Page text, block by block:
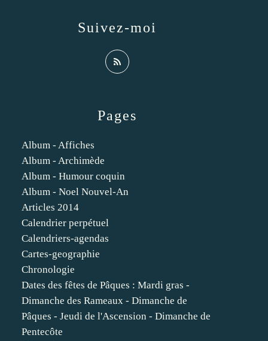
Pages
Album - Affiches
Album - Archimède
Album - Humour coquin
Album - Noel Nouvel-An
Articles 2014
Calendrier perpétuel
Calendriers-agendas
Cartes-geographie
Chronologie
Dates des fêtes de Pâques : Mardi gras -
Dimanche des Rameaux - Dimanche de
Pâques - Jeudi de l'Ascension - Dimanche de
Pentecôte
Suivez-moi